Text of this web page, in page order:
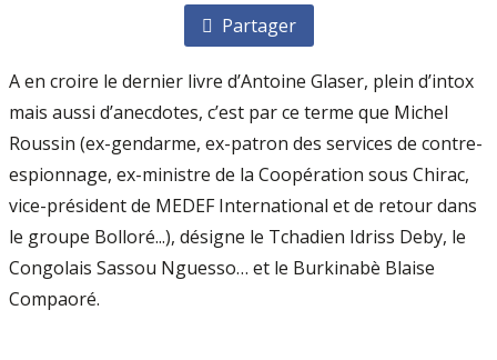
Partager
A en croire le dernier livre d’Antoine Glaser, plein d’intox
mais aussi d’anecdotes, c’est par ce terme que Michel
Roussin (ex-gendarme, ex-patron des services de contre-
espionnage, ex-ministre de la Coopération sous Chirac,
vice-président de MEDEF International et de retour dans
le groupe Bolloré...), désigne le Tchadien Idriss Deby, le
Congolais Sassou Nguesso… et le Burkinabè Blaise
Compaoré.